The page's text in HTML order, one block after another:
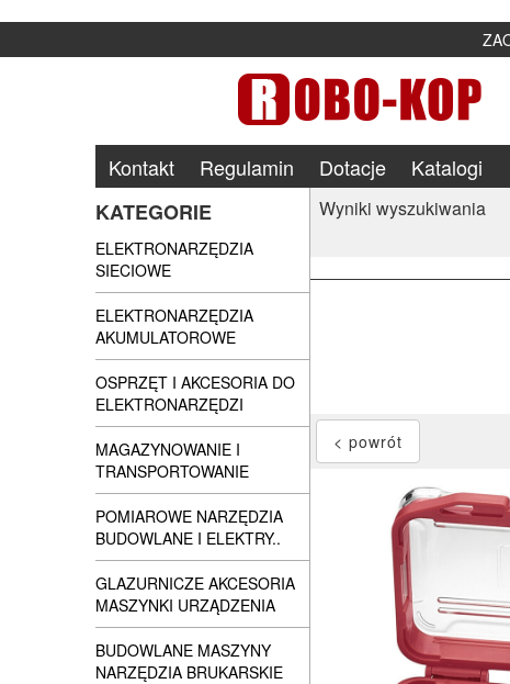
Kontakt Regulamin Dotacje Katalogi
KATEGORIE
ELEKTRONARZĘDZIA
SIECIOWE
ELEKTRONARZĘDZIA
AKUMULATOROWE
OSPRZĘT I AKCESORIA DO
ELEKTRONARZĘDZI
MAGAZYNOWANIE I
TRANSPORTOWANIE
POMIAROWE NARZĘDZIA
BUDOWLANE I ELEKTRY..
GLAZURNICZE AKCESORIA
MASZYNKI URZĄDZENIA
BUDOWLANE MASZYNY
NARZĘDZIA BRUKARSKIE
Wyniki wyszukiwania